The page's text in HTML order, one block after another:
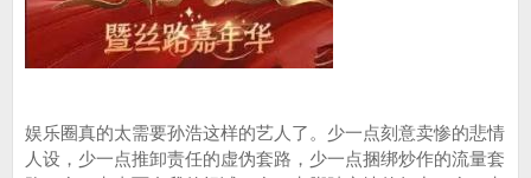
娱乐圈真的太需要孙浩这样的艺人了。少一点刻意卖惨的悲情
人设，少一点推卸责任的虚伪套路，少一点捆绑炒作的流量套